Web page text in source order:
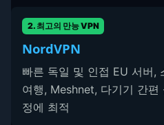
2. 최고의 만능 VPN
NordVPN
빠른 독일 및 인접 EU 서버,
여행, Meshnet, 다기기 간편
정에 최적